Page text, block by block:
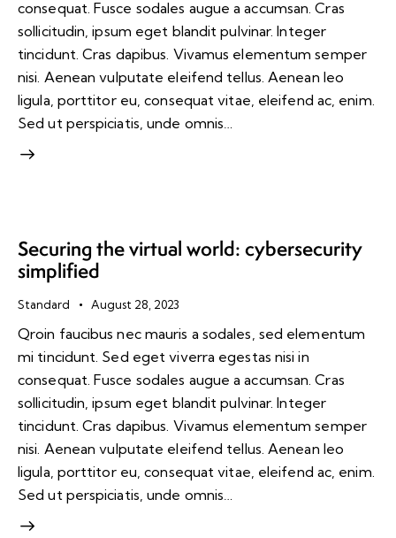
consequat. Fusce sodales augue a accumsan. Cras
sollicitudin, ipsum eget blandit pulvinar. Integer
tincidunt. Cras dapibus. Vivamus elementum semper
nisi. Aenean vulputate eleifend tellus. Aenean leo
ligula, porttitor eu, consequat vitae, eleifend ac, enim.
Sed ut perspiciatis, unde omnis…
Securing the virtual world: cybersecurity
simplified
Standard August 28, 2023
Qroin faucibus nec mauris a sodales, sed elementum
mi tincidunt. Sed eget viverra egestas nisi in
consequat. Fusce sodales augue a accumsan. Cras
sollicitudin, ipsum eget blandit pulvinar. Integer
tincidunt. Cras dapibus. Vivamus elementum semper
nisi. Aenean vulputate eleifend tellus. Aenean leo
ligula, porttitor eu, consequat vitae, eleifend ac, enim.
Sed ut perspiciatis, unde omnis…